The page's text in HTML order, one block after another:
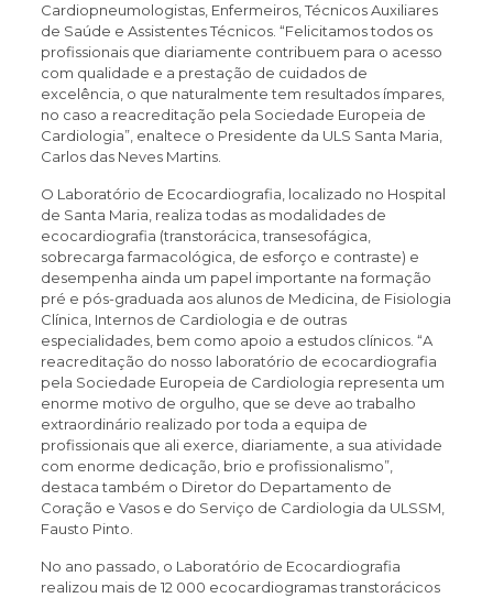
Cardiopneumologistas, Enfermeiros, Técnicos Auxiliares
de Saúde e Assistentes Técnicos. “Felicitamos todos os
profissionais que diariamente contribuem para o acesso
com qualidade e a prestação de cuidados de
excelência, o que naturalmente tem resultados ímpares,
no caso a reacreditação pela Sociedade Europeia de
Cardiologia”, enaltece o Presidente da ULS Santa Maria,
Carlos das Neves Martins.
O Laboratório de Ecocardiografia, localizado no Hospital
de Santa Maria, realiza todas as modalidades de
ecocardiografia (transtorácica, transesofágica,
sobrecarga farmacológica, de esforço e contraste) e
desempenha ainda um papel importante na formação
pré e pós-graduada aos alunos de Medicina, de Fisiologia
Clínica, Internos de Cardiologia e de outras
especialidades, bem como apoio a estudos clínicos. “A
reacreditação do nosso laboratório de ecocardiografia
pela Sociedade Europeia de Cardiologia representa um
enorme motivo de orgulho, que se deve ao trabalho
extraordinário realizado por toda a equipa de
profissionais que ali exerce, diariamente, a sua atividade
com enorme dedicação, brio e profissionalismo”,
destaca também o Diretor do Departamento de
Coração e Vasos e do Serviço de Cardiologia da ULSSM,
Fausto Pinto.
No ano passado, o Laboratório de Ecocardiografia
realizou mais de 12 000 ecocardiogramas transtorácicos